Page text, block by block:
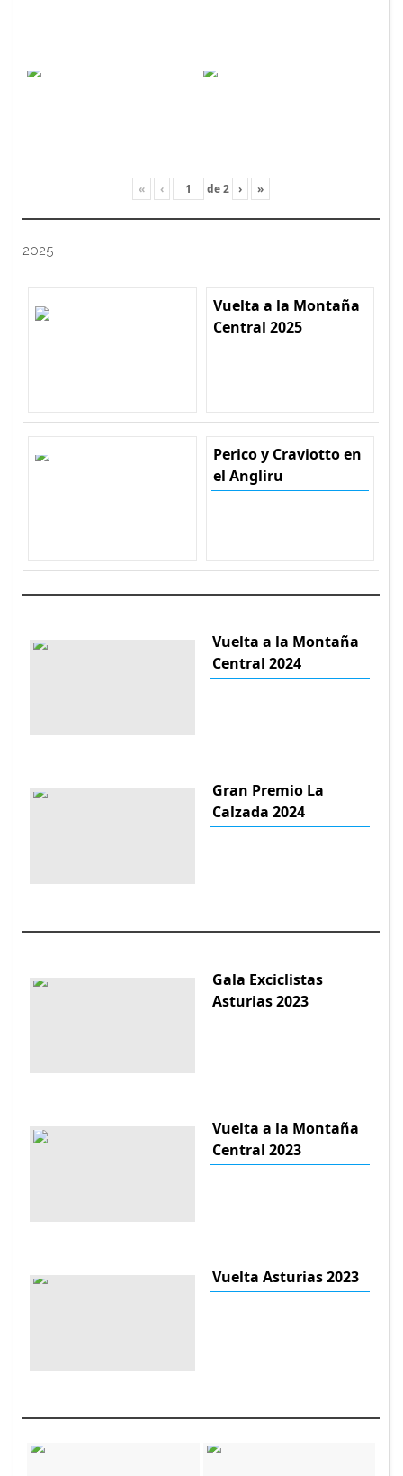
« ‹ de2 › »
2025
Vuelta a la Montaña
Central 2025
Perico y Craviotto en
el Angliru
Vuelta a la Montaña
Central 2024
Gran Premio La
Calzada 2024
Gala Exciclistas
Asturias 2023
Vuelta a la Montaña
Central 2023
Vuelta Asturias 2023